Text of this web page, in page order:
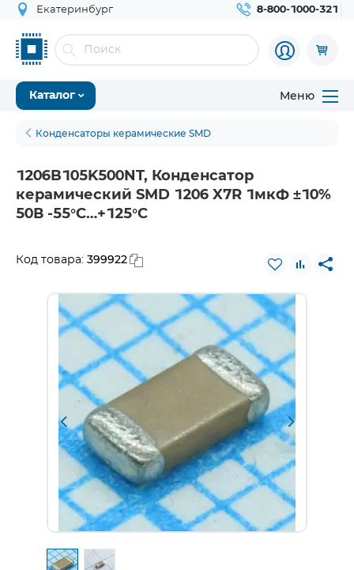
Екатеринбург 8-800-1000-321
Каталог Меню
Конденсаторы керамические SMD
1206B105K500NT, Конденсатор
керамический SMD 1206 X7R 1мкФ ±10%
50В -55°С…+125°С
Код товара: 399922